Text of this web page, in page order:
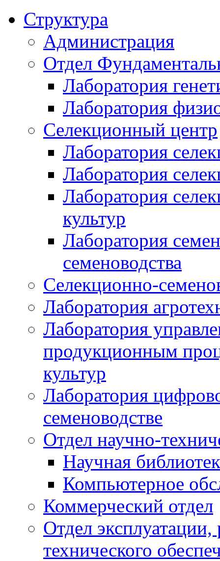
Структура
Администрация
Отдел
Лаборатория
Лаборатория
Селекционный центр
Лаборатория
Лаборатория
Лаборатория
культур
Лаборатория
семеноводства
Селекционно-
Лаборатория
Лаборатория
продукционным
культур
Лаборатория
семеноводстве
Отдел научно-
Научная
Компьютерное
Коммерческий отдел
Отдел
технического